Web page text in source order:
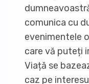
comunica cu
evenimentele
care vă puteți
Viață se
caz pe